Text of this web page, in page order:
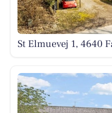
St Elmuevej 1, 4640